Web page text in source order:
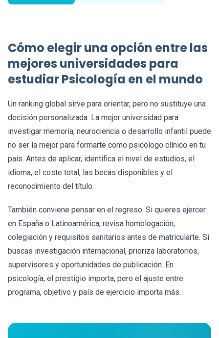
Cómo elegir una opción entre las
mejores universidades para
estudiar Psicología en el mundo
Un ranking global sirve para orientar, pero no sustituye una
decisión personalizada. La mejor universidad para
investigar memoria, neurociencia o desarrollo infantil puede
no ser la mejor para formarte como psicólogo clínico en tu
país. Antes de aplicar, identifica el nivel de estudios, el
idioma, el coste total, las becas disponibles y el
reconocimiento del título.
También conviene pensar en el regreso. Si quieres ejercer
en España o Latinoamérica, revisa homologación,
colegiación y requisitos sanitarios antes de matricularte. Si
buscas investigación internacional, prioriza laboratorios,
supervisores y oportunidades de publicación. En
psicología, el prestigio importa, pero el ajuste entre
programa, objetivo y país de ejercicio importa más.